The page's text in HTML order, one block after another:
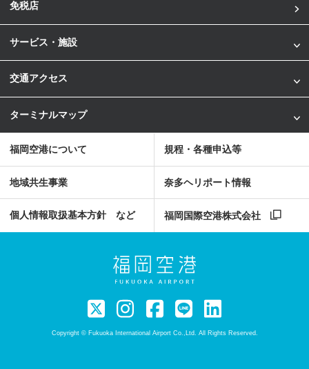
免税店
サービス・施設
交通アクセス
ターミナルマップ
福岡空港について 規程・各種申込等
地域共生事業 奈多ヘリポート情報
個人情報取扱基本方針 など 福岡国際空港株式会社
Copyright © Fukuoka International Airport Co.,Ltd. All Rights Reserved.